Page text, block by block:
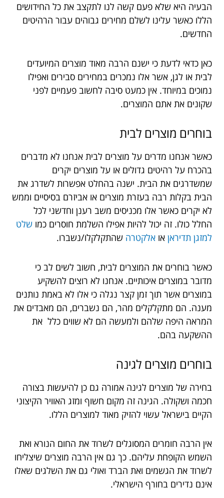
הבעיה היא שלא פעם קשה לנו לתקצב את כל החידושים
הללו כאשר עלינו לשלם מחירים גבוהים עבור הרהיטים
החדשים.
כאן כדאי לדעת כי ישנם הרבה מאוד מוצרים המיועדים
לבית או לגן, אשר אלו נמכרים במחירים סבירים ואפילו
נמוכים במיוחד. אין כמעט סיבה לחשוב פעמיים לפני
שקונים את אתם המוצרים.
בוחרים מוצרים לבית
כאשר אנחנו מדרים על מוצרים לבית אנחנו לא מדברים
בהכרח על רהיטים גדולים או על מוצרים יקרים
שמשדרגים את הבית. ישנה בהחלט אפשרות לשדרג את
הבית בקלות רבה בעזרת מוצרים או אביזרם בסיסיים וממש
לא יקרים כאשר אלו מכניסים משב רענן וחדשני לכל
החלל כולו. זה יכול להיות אפילו השלמת חוסרים כמו שלט
למזגן תדיראן או אלקטרה שהתקלקלו/נשברו.
כאשר בוחרים את המוצרים לבית, חשוב לשים לב כי
מדובר במוצרים איכותיים. אנחנו לא רוצים להשקיע
במוצרים אשר תוך זמן קצר נגלה כי אלו לא באמת נותנים
מענה. הם מתקלקלים מהר, הם נשברים, הם מאבדים את
המראה היפה שלהם ולמעשה הם לא שווים כלל את
ההשקעה בהם.
בוחרים מוצרים לגינה
בחירה של מוצרים לגינה אמורה גם כן להיעשות בצורה
חכמה ושקולה. הגינה זה מקום חשוף ומזג האוויר הקיצוני
הקיים בישראל עשוי להזיק מאוד למוצרים הללו.
אין הרבה חומרים המסוגלים לשרוד את החום הנורא ואת
השמש הקופחת עליהם. כך גם אין הרבה מוצרים שיצליחו
לשרוד את הגשמים ואת הברד ואולי גם את השלגים שאלו
אינם נדירים בחורף הישראלי.